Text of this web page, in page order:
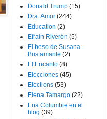
Donald Trump (15)
Dra. Amor (244)
Education (2)
Efraín Riverón (5)
El beso de Susana
Bustamante (2)
El Encanto (8)
Elecciones (45)
Elections (53)
Elena Tamargo (22)
Ena Columbie en el
blog (39)